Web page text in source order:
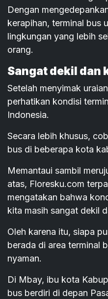
Dengan
kerapihan, terminal bus
lingkungan yang lebih
orang.
Sangat dekil dan
Setelah menyimak
perhatikan kondisi
Indonesia.
Secara lebih khusus,
bus di beberapa kota
Memantaui sambil
atas, Floresku.com
mengatakan bahwa
kita masih sangat dekil
Oleh karena itu, siapa
berada di area terminal
nyaman.
Di Mbay, ibu kota
bus berdiri di depan